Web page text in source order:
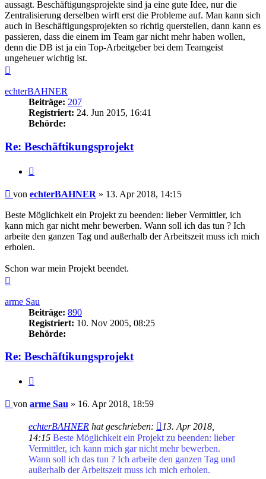
aussagt. Beschäftigungsprojekte sind ja eine gute Idee, nur die
Zentralisierung derselben wirft erst die Probleme auf. Man kann sich
auch in Beschäftigungsprojekten so richtig querstellen, dann kann es
passieren, dass die einem im Team gar nicht mehr haben wollen,
denn die DB ist ja ein Top-Arbeitgeber bei dem Teamgeist
ungeheuer wichtig ist.
echterBAHNER
Beiträge: 207
Registriert: 24. Jun 2015, 16:41
Behörde:
Re: Beschäftikungsprojekt
Beitrag
von echterBAHNER » 13. Apr 2018, 14:15
Beste Möglichkeit ein Projekt zu beenden: lieber Vermittler, ich
kann mich gar nicht mehr bewerben. Wann soll ich das tun ? Ich
arbeite den ganzen Tag und außerhalb der Arbeitszeit muss ich mich
erholen.
Schon war mein Projekt beendet.
arme Sau
Beiträge: 890
Registriert: 10. Nov 2005, 08:25
Behörde:
Re: Beschäftikungsprojekt
Beitrag
von arme Sau » 16. Apr 2018, 18:59
echterBAHNER hat geschrieben:
13. Apr 2018,
14:15 Beste Möglichkeit ein Projekt zu beenden: lieber
Vermittler, ich kann mich gar nicht mehr bewerben.
Wann soll ich das tun ? Ich arbeite den ganzen Tag und
außerhalb der Arbeitszeit muss ich mich erholen.